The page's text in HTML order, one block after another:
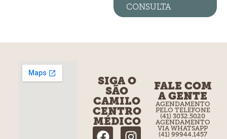
CONSULTA
SIGA O
SÃO
CAMILO
CENTRO
MÉDICO
FALE COM
A GENTE
AGENDAMENTO
PELO TELEFONE
(41) 3032.5020
AGENDAMENTO
VIA WHATSAPP
(41) 99944.1457